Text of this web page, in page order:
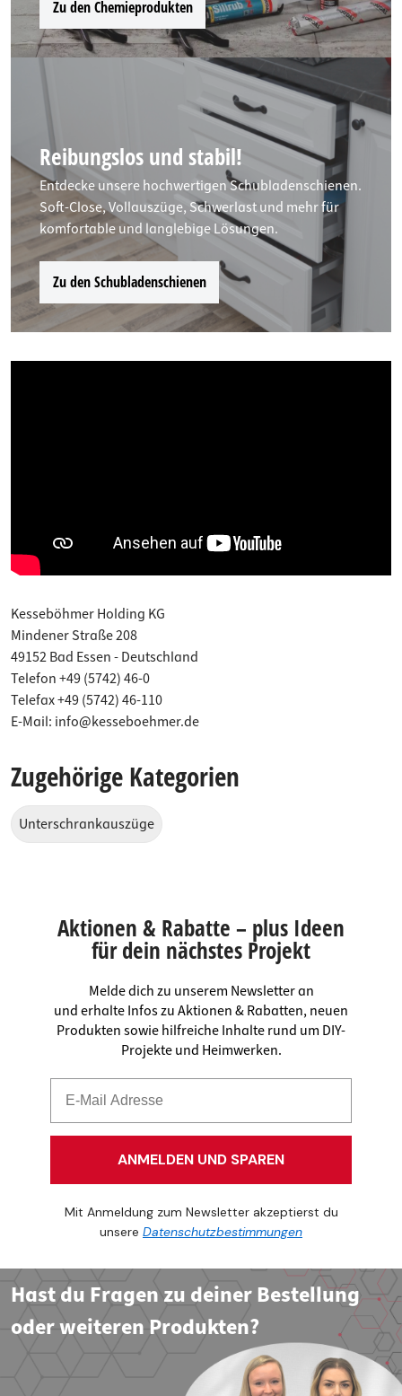
Zu den Chemieprodukten
Reibungslos und stabil!
Entdecke unsere hochwertigen Schubladenschienen.
Soft-Close, Vollauszüge, Schwerlast und mehr für
komfortable und langlebige Lösungen.
Zu den Schubladenschienen
Kesseböhmer Holding KG
Mindener Straße 208
49152 Bad Essen - Deutschland
Telefon +49 (5742) 46-0
Telefax +49 (5742) 46-110
E-Mail: info@kesseboehmer.de
Zugehörige Kategorien
Unterschrankauszüge
Aktionen & Rabatte – plus Ideen
für dein nächstes Projekt
Melde dich zu unserem Newsletter an
und erhalte Infos zu Aktionen & Rabatten, neuen
Produkten sowie hilfreiche Inhalte rund um DIY-
Projekte und Heimwerken.
ANMELDEN UND SPAREN
Mit Anmeldung zum Newsletter akzeptierst du
unsere Datenschutzbestimmungen
Hast du Fragen zu deiner Bestellung
oder weiteren Produkten?